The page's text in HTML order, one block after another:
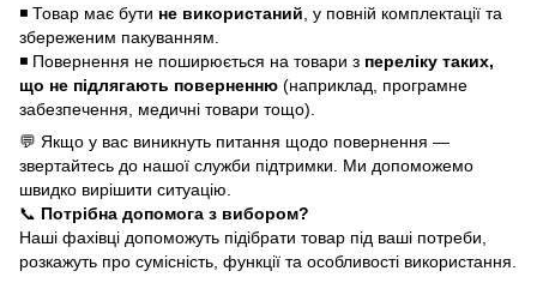
◾ Товар має бути не використаний , у повній комплектації та
збереженим пакуванням.
◾ Повернення не поширюється на товари з переліку таких,
що не підлягають поверненню (наприклад, програмне
забезпечення, медичні товари тощо).
💬 Якщо у вас виникнуть питання щодо повернення —
звертайтесь до нашої служби підтримки. Ми допоможемо
швидко вирішити ситуацію.
📞 Потрібна допомога з вибором?
Наші фахівці допоможуть підібрати товар під ваші потреби,
розкажуть про сумісність, функції та особливості використання.